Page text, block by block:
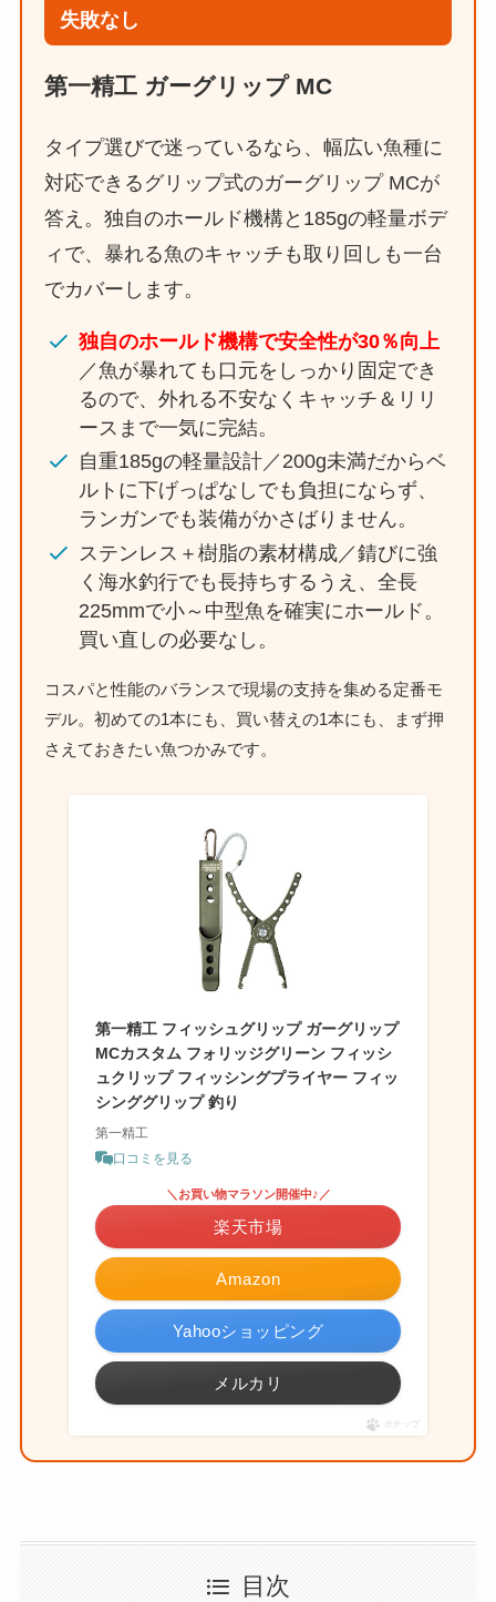
失敗なし
第一精工 ガーグリップ MC
タイプ選びで迷っているなら、幅広い魚種に
対応できるグリップ式のガーグリップ MCが
答え。独自のホールド機構と185gの軽量ボデ
ィで、暴れる魚のキャッチも取り回しも一台
でカバーします。
独自のホールド機構で安全性が30％向上
／魚が暴れても口元をしっかり固定でき
るので、外れる不安なくキャッチ＆リリ
ースまで一気に完結。
自重185gの軽量設計／200g未満だからベ
ルトに下げっぱなしでも負担にならず、
ランガンでも装備がかさばりません。
ステンレス＋樹脂の素材構成／錆びに強
く海水釣行でも長持ちするうえ、全長
225mmで小～中型魚を確実にホールド。
買い直しの必要なし。
コスパと性能のバランスで現場の支持を集める定番モ
デル。初めての1本にも、買い替えの1本にも、まず押
さえておきたい魚つかみです。
第一精工 フィッシュグリップ ガーグリップ
MCカスタム フォリッジグリーン フィッシ
ュクリップ フィッシングプライヤー フィッ
シンググリップ 釣り
第一精工
口コミを見る
Amazon
＼お買い物マラソン開催中♪／
楽天市場
Yahooショッピング
メルカリ
ポチップ
目次